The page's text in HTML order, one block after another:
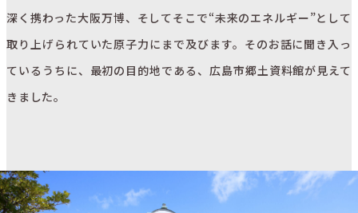
深く携わった大阪万博、そしてそこで“未来のエネルギー”として
取り上げられていた原子力にまで及びます。そのお話に聞き入っ
ているうちに、最初の目的地である、広島市郷土資料館が見えて
きました。